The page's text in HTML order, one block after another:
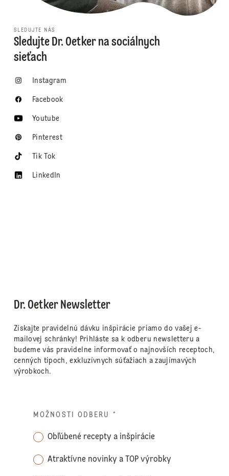
SLEDUJTE NÁS
Sledujte Dr. Oetker na sociálnych
sieťach
Instagram
Facebook
Youtube
Pinterest
Tik Tok
LinkedIn
Dr. Oetker Newsletter
Získajte pravidelnú dávku inšpirácie priamo do vašej e-
mailovej schránky! Prihláste sa k odberu newsletteru a
budeme vás pravidelne informovať o najnovších receptoch,
cenných tipoch, exkluzívnych súťažiach a zaujímavých
výrobkoch.
MOŽNOSTI ODBERU *
Obľúbené recepty a inšpirácie
Atraktívne novinky a TOP výrobky